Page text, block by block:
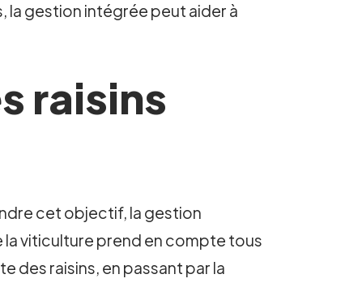
la gestion intégrée peut aider à
raisins
cet objectif, la gestion
viticulture prend en compte tous
des raisins, en passant par la